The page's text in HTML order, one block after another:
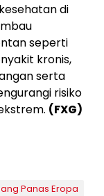
di
seperti
kronis,
serta
risiko
(FXG)
Panas Eropa